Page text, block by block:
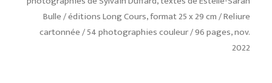
Bulle / éditions Long Cours, format 25 x 29 cm / Reliure
cartonnée / 54 photographies couleur / 96 pages, nov.
2022